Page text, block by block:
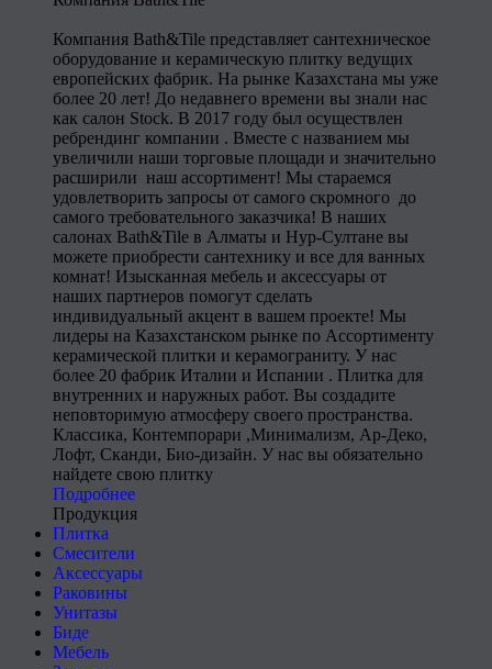
Компания Bath&Tile представляет сантехническое
оборудование и керамическую плитку ведущих
европейских фабрик. На рынке Казахстана мы уже
более 20 лет! До недавнего времени вы знали нас
как салон Stock. В 2017 году был осуществлен
ребрендинг компании . Вместе с названием мы
увеличили наши торговые площади и значительно
расширили наш ассортимент! Мы стараемся
удовлетворить запросы от самого скромного до
самого требовательного заказчика! В наших
салонах Bath&Tile в Алматы и Нур-Султане вы
можете приобрести сантехнику и все для ванных
комнат! Изысканная мебель и аксессуары от
наших партнеров помогут сделать
индивидуальный акцент в вашем проекте! Мы
лидеры на Казахстанском рынке по Ассортименту
керамической плитки и керамограниту. У нас
более 20 фабрик Италии и Испании . Плитка для
внутренних и наружных работ. Вы создадите
неповторимую атмосферу своего пространства.
Классика, Контемпорари ,Минимализм, Ар-Деко,
Лофт, Сканди, Био-дизайн. У нас вы обязательно
найдете свою плитку
Подробнее
Продукция
Плитка
Смесители
Аксессуары
Раковины
Унитазы
Биде
Мебель